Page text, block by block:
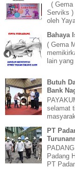
( Gema
Serviks
oleh
Bahaya
( Gema
lain yang
Butuh
Bank
selamat
PT
Padang
PT